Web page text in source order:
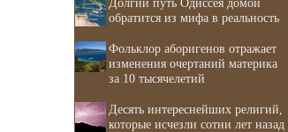
обратится из мифа в реальность
Фольклор аборигенов отражает
изменения очертаний материка
за 10 тысячелетий
Десять интереснейших религий,
которые исчезли сотни лет назад